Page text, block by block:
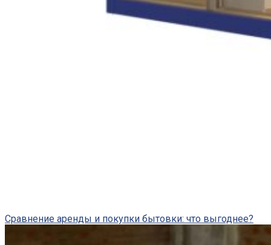
Сравнение аренды и покупки бытовки: что выгоднее?